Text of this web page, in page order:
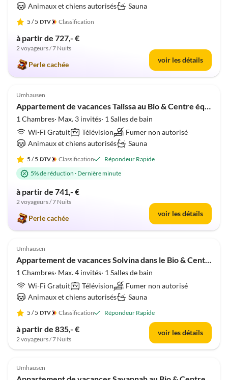
Animaux et chiens autorisés
Sauna
5 / 5 Classification
à partir de 727,- €
2 voyageurs / 7 Nuits
Perle cachée
voir les détails
5.0 (5)
Umhausen
Appartement de vacances Talissa au Bio & Centre équestre de Veitenhof
1 Chambres· Max. 3 invités· 1 Salles de bain
Wi-Fi Gratuit
Télévision
Fumer non autorisé
Animaux et chiens autorisés
Sauna
5 / 5 Classification
Répondeur Rapide
5% de réduction · Dernière minute
à partir de 741,- €
2 voyageurs / 7 Nuits
Perle cachée
voir les détails
Umhausen
Appartement de vacances Solvina dans le Bio & Centre Équestre de Veitenhof
1 Chambres· Max. 4 invités· 1 Salles de bain
Wi-Fi Gratuit
Télévision
Fumer non autorisé
Animaux et chiens autorisés
Sauna
5 / 5 Classification Répondeur Rapide
à partir de 835,- €
2 voyageurs / 7 Nuits
voir les détails
Umhausen